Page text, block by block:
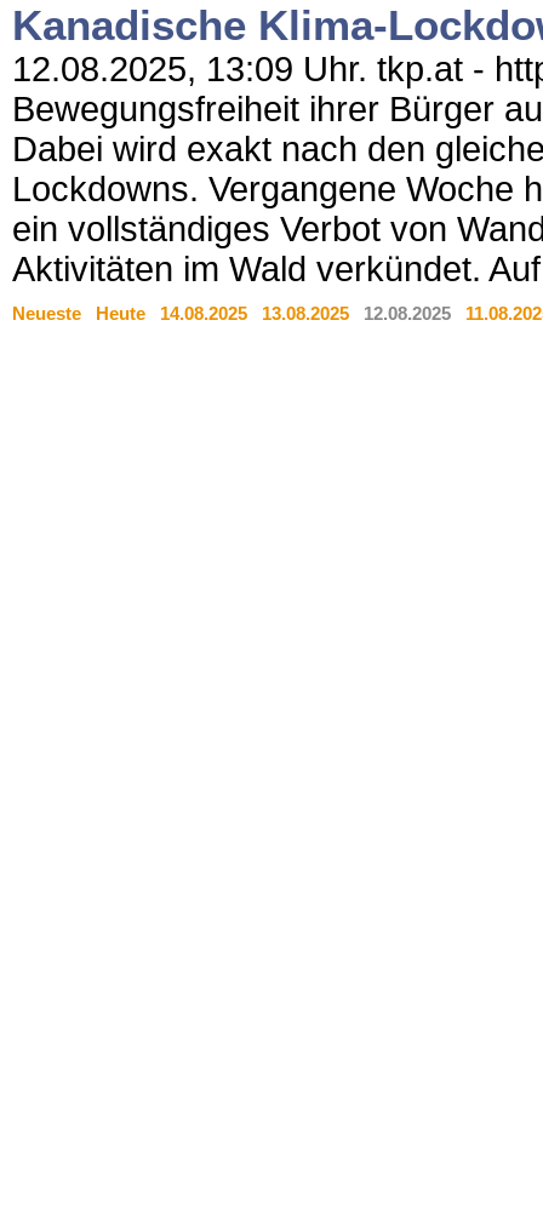
Kanadische Klima-
12.08.2025, 13:09 Uhr. tkp.at -
Bewegungsfreiheit ihrer Bürger
Dabei wird exakt nach den
Lockdowns. Vergangene Woche
ein vollständiges Verbot von
Aktivitäten im Wald verkündet.
Neueste Heute 14.08.2025 13.08.2025 12.08.2025